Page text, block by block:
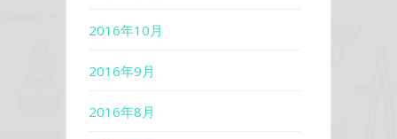
2016年10月
2016年9月
2016年8月